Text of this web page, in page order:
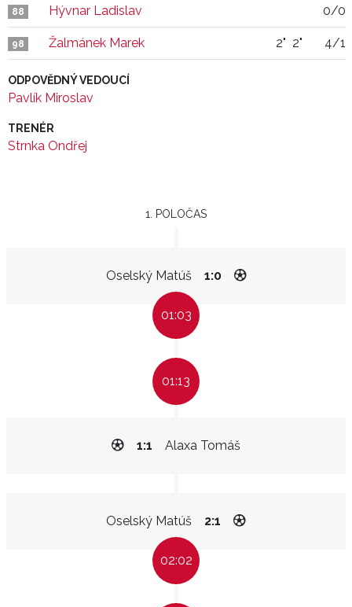
88 Hývnar Ladislav 0/0
98 Žalmánek Marek 2" 2" 4/1
ODPOVĚDNÝ VEDOUCÍ
Pavlík Miroslav
TRENÉR
Strnka Ondřej
1. POLOČAS
Oselský Matúš 1:0
01:03
01:13
Alaxa Tomáš
1:1
Oselský Matúš 2:1
02:02